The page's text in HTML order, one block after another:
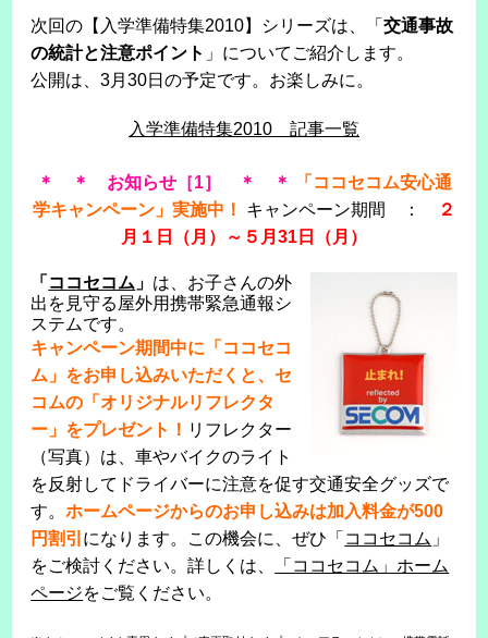
次回の【入学準備特集2010】シリーズは、「交通事故
の統計と注意ポイント 」についてご紹介します。
公開は、3月30日の予定です。お楽しみに。
入学準備特集2010 記事一覧
＊ ＊ お知らせ［1］ ＊ ＊
「ココセコム安心通
学キャンペーン」実施中！
キャンペーン期間 ：
２
月１日（月）～５月31日（月）
「 ココセコム 」 は、お子さんの外
出を見守る屋外用携帯緊急通報シ
ステムです。
キャンペーン期間中に「ココセコ
ム」をお申し込みいただくと、セ
コムの「オリジナルリフレクタ
ー」をプレゼント！ リフレクター
（写真）は、車やバイクのライト
を反射してドライバーに注意を促す交通安全グッズで
す。ホームページからのお申し込みは加入料金が500
円割引 になります。この機会に、ぜひ「 ココセコム 」
をご検討ください。詳しくは、
「ココセコム」ホーム
ページをご覧ください。